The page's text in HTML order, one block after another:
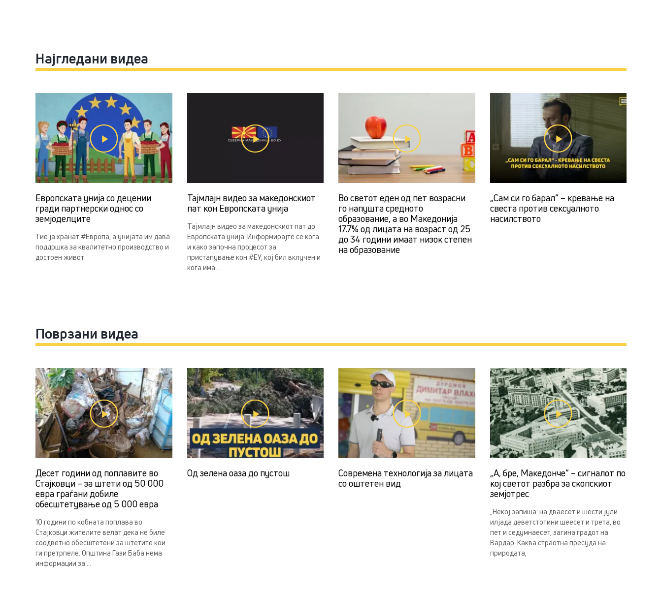
Најгледани видеа
Европската унија со децении
гради партнерски однос со
земјоделцитe
Тие ја хранат #Европа, а унијата им дава
поддршка за квалитетно производство и
достоен живот
Тајмлајн видео за македонскиот
пат кон Европската унија
Тајмлајн видео за македонскиот пат до
Европската унија. Информирајте се кога
и како започна процесот за
пристапување кон #ЕУ, кој бил вклучен и
кога има ...
Во светот еден од пет возрасни
го напушта средното
образование, а во Македонија
17.7% од лицата на возраст од 25
до 34 години имаат низок степен
на образование
„Сам си го барал“ – кревање на
свеста против сексуалното
насилството
Поврзани видеа
Десет години од поплавите во
Стајковци – за штети од 50 000
евра граѓани добиле
обесштетување од 5 000 евра
10 години по кобната поплава во
Стајковци жителите велат дека не биле
соодветно обесштетени за штетите кои
ги претрпеле. Општина Гази Баба нема
информации за ...
Од зелена оаза до пустош
Современа технологија за лицата
со оштетен вид
„А, бре, Македонче“ – сигналот по
кој светот разбра за скопскиот
земјотрес
„Некој запиша: на дваесет и шести јули
илјада деветстотини шеесет и трета, во
пет и седумнаесет, загина градот на
Вардар. Каква страотна пресуда на
природата,